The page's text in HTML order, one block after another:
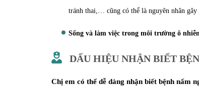
tránh thai,… cũng có thể là nguyên nhân gây
Sống và làm việc trong môi trường ô
DẤU HIỆU NHẬN BIẾT
Chị em có thể dễ dàng nhận biết bệnh nấm